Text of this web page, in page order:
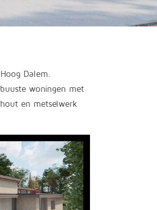
Dalem.
woningen met
en metselwerk